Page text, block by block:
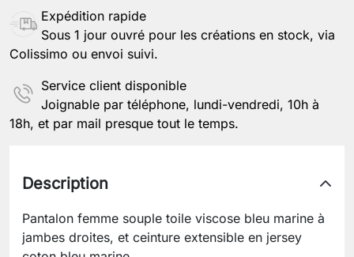
Expédition rapide
Sous 1 jour ouvré pour les créations en stock, via
Colissimo ou envoi suivi.
Service client disponible
Joignable par téléphone, lundi-vendredi, 10h à
18h, et par mail presque tout le temps.
Description
Pantalon femme souple toile viscose bleu marine à
jambes droites, et ceinture extensible en jersey